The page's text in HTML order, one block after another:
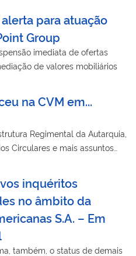
para atuação
Group
imediata de ofertas
de valores mobiliários
na CVM em...
Regimental da Autarquia,
Circulares e mais assuntos
inquéritos
no âmbito da
S.A. – Em
também, o status de demais